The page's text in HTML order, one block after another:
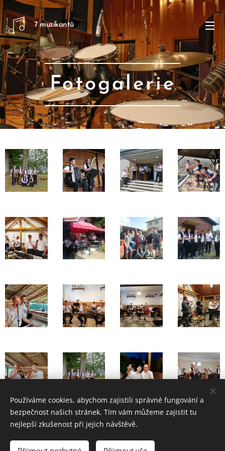
7 muzikantů
Fotogalerie
© 2024 Veselá muzika z Chodska
Používáme cookies, abychom zajistili správné fungování a
bezpečnost našich stránek. Tím vám můžeme zajistit tu
nejlepší zkušenost při jejich návštěvě.